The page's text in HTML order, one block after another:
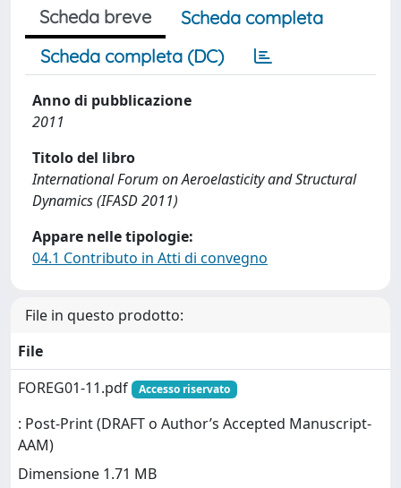
Scheda breve
Scheda completa
Scheda completa (DC)
Anno di pubblicazione
2011
Titolo del libro
International Forum on Aeroelasticity and Structural
Dynamics (IFASD 2011)
Appare nelle tipologie:
04.1 Contributo in Atti di convegno
File in questo prodotto:
File
FOREG01-11.pdf
Accesso riservato
: Post-Print (DRAFT o Author’s Accepted Manuscript-
AAM)
Dimensione 1.71 MB